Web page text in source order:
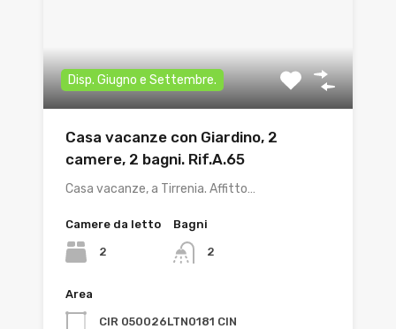
Disp. Giugno e Settembre.
Casa vacanze con Giardino, 2
camere, 2 bagni. Rif.A.65
Casa vacanze, a Tirrenia. Affitto…
Camere da letto
2
Bagni
2
Area
CIR 050026LTN0181 CIN